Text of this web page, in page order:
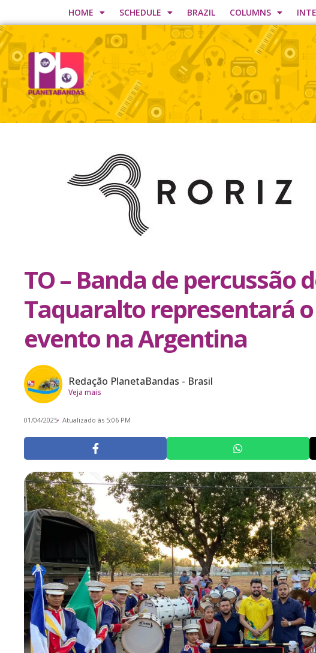
HOME SCHEDULE BRAZIL COLUMNS
TO – Banda de percussão
Taquaralto representará
evento na Argentina
Redação PlanetaBandas - Brasil
Veja mais
01/04/2025 Atualizado às 5:06 PM